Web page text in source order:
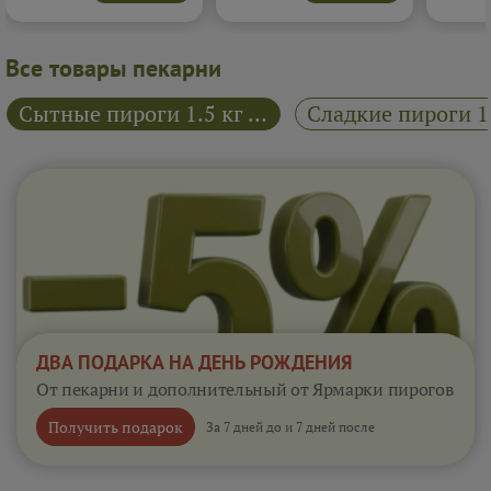
Все товары пекарни
Сытные пироги 1.5 кг "Райский пирожок"
ДВА ПОДАРКА НА ДЕНЬ РОЖДЕНИЯ
От пекарни и дополнительный от Ярмарки пирогов
Получить подарок За 7 дней до и 7 дней после